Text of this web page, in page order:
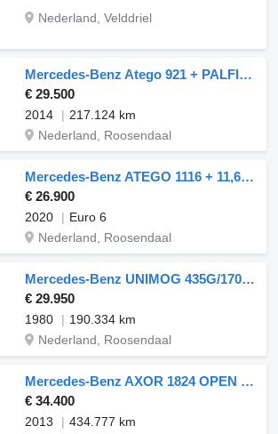
Nederland, Velddriel
Mercedes-Benz Atego 921 + PALFINGER 4200 + EURO 6 + PERFECT CONDITION
€ 29.500
2014
217.124 km
Nederland, Roosendaal
Mercedes-Benz ATEGO 1116 + 11,610 km + EURO 6
€ 26.900
2020
Euro 6
Nederland, Roosendaal
Mercedes-Benz UNIMOG 435G/1700L - HIAB 102 - 4x4 - 6 cilinder - 40.590
€ 29.950
1980
190.334 km
Nederland, Roosendaal
Mercedes-Benz AXOR 1824 OPEN BOX LIFT CRANE HIAB 122 E-5 HIPRO
€ 34.400
2013
434.777 km